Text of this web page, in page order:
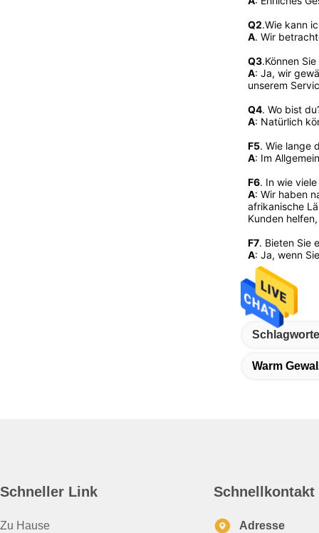
Q2.Wie kann
A. Wir
Q3.Können
A: Ja, wir
unserem
Q4. Wo bist
A: Natürlich
F5. Wie lange
A: Im
F6. In wie
A: Wir haben
afrikanische
Kunden
F7. Bieten Sie
A: Ja, wenn
Warm
Schneller Link
Zu Hause
Schnellkontakt
Adresse